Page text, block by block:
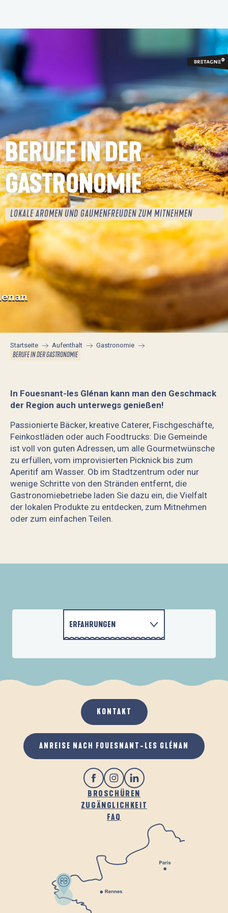
contenu
principal
BERUFE IN DER
GASTRONOMIE
LOKALE AROMEN UND GAUMENFREUDEN ZUM MITNEHMEN
Startseite Aufenthalt Gastronomie
BERUFE IN DER GASTRONOMIE
In Fouesnant-les Glénan kann man den Geschmack
der Region auch unterwegs genießen!
Passionierte Bäcker, kreative Caterer, Fischgeschäfte,
Feinkostläden oder auch Foodtrucks: Die Gemeinde
ist voll von guten Adressen, um alle Gourmetwünsche
zu erfüllen, vom improvisierten Picknick bis zum
Aperitif am Wasser. Ob im Stadtzentrum oder nur
wenige Schritte von den Stränden entfernt, die
Gastronomiebetriebe laden Sie dazu ein, die Vielfalt
der lokalen Produkte zu entdecken, zum Mitnehmen
oder zum einfachen Teilen.
ERFAHRUNGEN
UNTERKÜNFTE
GASTRONOMIE
BROSCHÜREN
ZUGÄNGLICHKEIT
FAQ
KONTAKT
ANREISE NACH FOUESNANT-LES GLÉNAN